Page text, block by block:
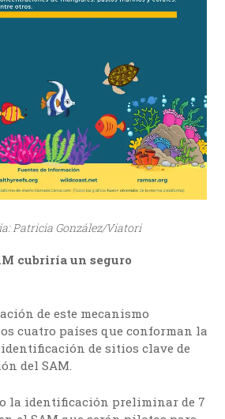
Patricia González/Viatori
cubriría un seguro
de este mecanismo
cuatro países que conforman la
de sitios clave de
del SAM.
la identificación preliminar de 7